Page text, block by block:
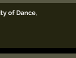
of Dance,